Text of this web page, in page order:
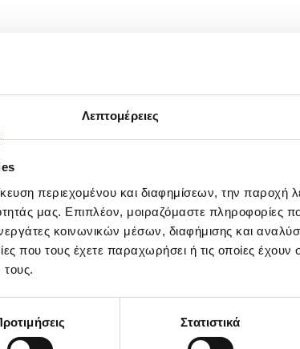
Λεπτομέρειες
περιεχομένου και διαφημίσεων, την παροχή
μας. Επιπλέον, μοιραζόμαστε πληροφορίες
κοινωνικών μέσων, διαφήμισης και
που τους έχετε παραχωρήσει ή τις οποίες έχουν
Στατιστικά